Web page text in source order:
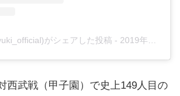
がシェアした投稿 - 2019年12月月2日午後9時21分PST
西武戦（甲子園）で史上149人目の